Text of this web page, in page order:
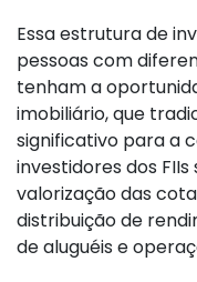
Essa estrutura de
pessoas com
tenham a
imobiliário, que
significativo para a
investidores dos
valorização das
distribuição de
de aluguéis e